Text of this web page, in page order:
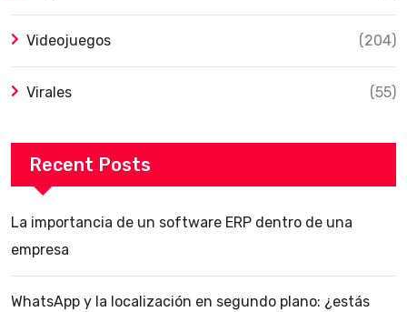
Videojuegos (204)
Virales (55)
Recent Posts
La importancia de un software ERP dentro de una
empresa
WhatsApp y la localización en segundo plano: ¿estás